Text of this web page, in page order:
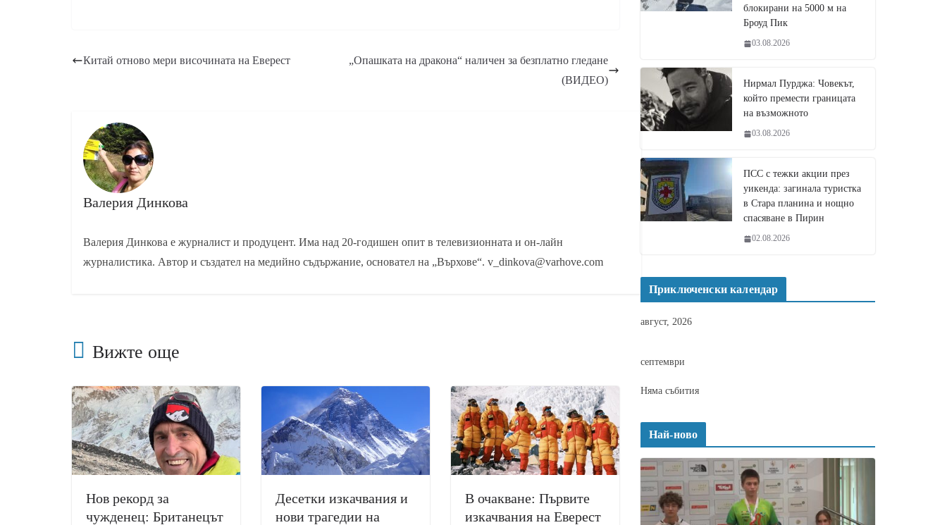
Китай отново мери височината на Еверест
„Опашката на дракона“ наличен за безплатно гледане
(ВИДЕО)
Валерия Динкова
Валерия Динкова е журналист и продуцент. Има над 20-годишен опит в телевизионната и он-лайн
журналистика. Автор и създател на медийно съдържание, основател на „Върхове“. v_dinkova@varhove.com
Вижте още
Нов рекорд за
чужденец: Британецът
Десетки изкачвания и
нови трагедии на
В очакване: Първите
изкачвания на Еверест
блокирани на 5000 м на
Броуд Пик
03.08.2026
Нирмал Пурджа: Човекът,
който премести границата
на възможното
03.08.2026
ПСС с тежки акции през
уикенда: загинала туристка
в Стара планина и нощно
спасяване в Пирин
02.08.2026
Приключенски календар
август, 2026
септември
Няма събития
Най-ново